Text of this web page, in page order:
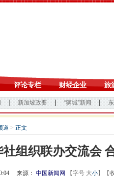
道 > 正文
组织联办交流会
来源： 中国新闻网 【字号 大小】【